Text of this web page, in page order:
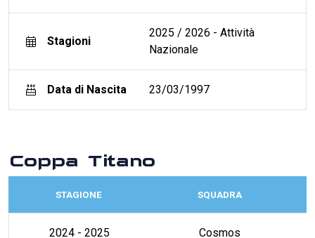
Stagioni
2025 / 2026 - Attività
Nazionale
Data di Nascita 23/03/1997
Coppa Titano
STAGIONE SQUADRA
2024 - 2025 Cosmos